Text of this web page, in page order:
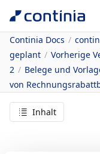
Continia Docs
geplant
Vorherige
2
Belege und
von
Inhalt